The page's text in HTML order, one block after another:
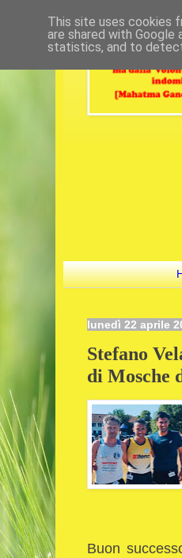
lunedì 22 aprile
Stefano
di Mosche
Buon
This site uses cookies
are shared with
statistics, and to